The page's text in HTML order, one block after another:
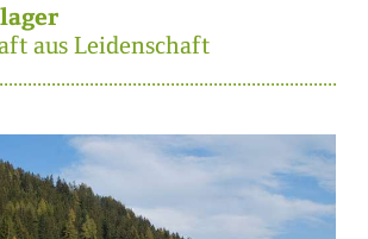
aus Leidenschaft